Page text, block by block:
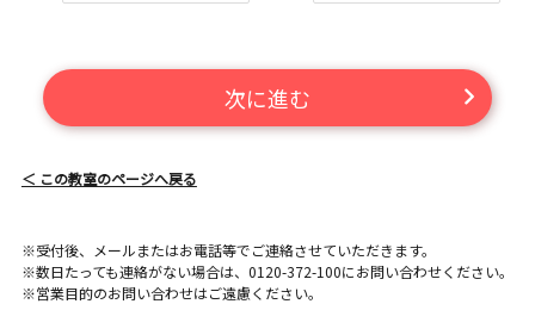
次に進む
＜ この教室のページへ戻る
※受付後、メールまたはお電話等でご連絡させていただきます。
※数日たっても連絡がない場合は、0120-372-100にお問い合わせください。
※営業目的のお問い合わせはご遠慮ください。